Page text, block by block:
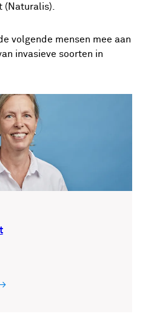
(Naturalis).
volgende mensen mee aan
invasieve soorten in